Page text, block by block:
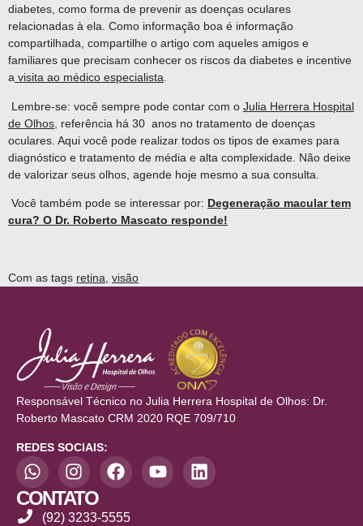
diabetes, como forma de prevenir as doenças oculares
relacionadas à ela. Como informação boa é informação
compartilhada, compartilhe o artigo com aqueles amigos e
familiares que precisam conhecer os riscos da diabetes e incentive
a visita ao médico especialista
Lembre-se: você sempre pode contar com o Julia Herrera Hospital
de Olhos , referência há 30 anos no tratamento de doenças
oculares. Aqui você pode realizar todos os tipos de exames para
diagnóstico e tratamento de média e alta complexidade. Não deixe
de valorizar seus olhos, agende hoje mesmo a sua consulta.
Você também pode se interessar por: Degeneração macular tem
cura? O Dr. Roberto Mascato responde!
Com as tags retina visão
Responsável Técnico no Julia Herrera Hospital de Olhos: Dr.
Roberto Mascato CRM 2020 RQE 709/710
REDES SOCIAIS:
CONTATO
(92) 3233-5555